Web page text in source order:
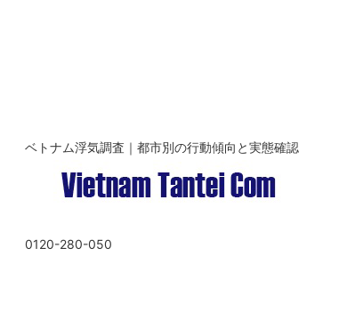
ベトナム浮気調査｜都市別の行動傾向と実態確認
0120-280-050